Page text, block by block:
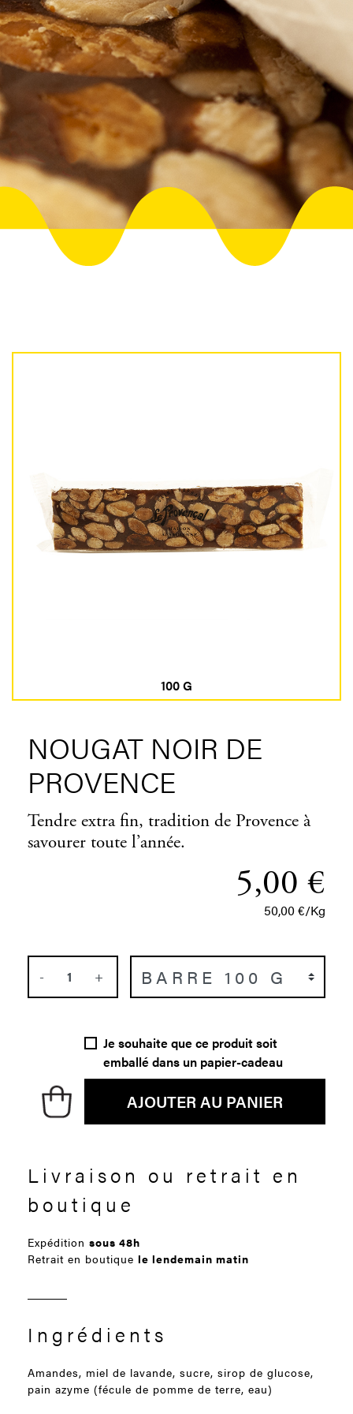
100 G
NOUGAT NOIR DE
PROVENCE
Tendre extra fin, tradition de Provence à
savourer toute l’année.
5,00 €
50,00 €/Kg
- +
Je souhaite que ce produit soit
emballé dans un papier-cadeau
AJOUTER AU PANIER
Livraison ou retrait en
boutique
Expédition sous 48h
Retrait en boutique le lendemain matin
Ingrédients
Amandes, miel de lavande, sucre, sirop de glucose,
pain azyme (fécule de pomme de terre, eau)